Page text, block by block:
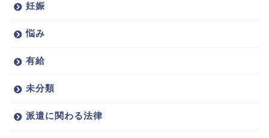
妊娠
悩み
有給
未分類
派遣に関わる法律